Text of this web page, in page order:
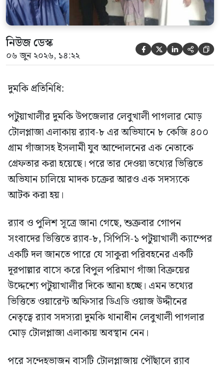
নিউজ ডেস্ক
০৬ জুন ২০২৬, ১৪:২২     
দুমকি প্রতিনিধি:
পটুয়াখালীর দুমকি উপজেলার লেবুখালী পাগলার মোড়
টোলপ্লাজা এলাকায় র‍্যাব-৮ এর অভিযানে ৮ কেজি ৪০০
গ্রাম গাঁজাসহ ইসলামী যুব আন্দোলনের এক নেতাকে
গ্রেফতার করা হয়েছে। পরে তার দেওয়া তথ্যের ভিত্তিতে
অভিযান চালিয়ে মাদক চক্রের আরও এক সদস্যকে
আটক করা হয়।
র‍্যাব ও পুলিশ সূত্রে জানা গেছে, শুক্রবার গোপন
সংবাদের ভিত্তিতে র‍্যাব-৮, সিপিসি-১ পটুয়াখালী ক্যাম্পের
একটি দল জানতে পারে যে সাকুরা পরিবহনের একটি
দূরপাল্লার বাসে করে বিপুল পরিমাণ গাঁজা বিক্রয়ের
উদ্দেশ্যে পটুয়াখালীর দিকে আনা হচ্ছে। এমন তথ্যের
ভিত্তিতে ওয়ারেন্ট অফিসার ডিএডি ওয়াজ উদ্দীনের
নেতৃত্বে র‍্যাব সদস্যরা দুমকি থানাধীন লেবুখালী পাগলার
মোড় টোলপ্লাজা এলাকায় অবস্থান নেন।
পরে সন্দেহভাজন বাসটি টোলপ্লাজায় পৌঁছালে র‍্যাব